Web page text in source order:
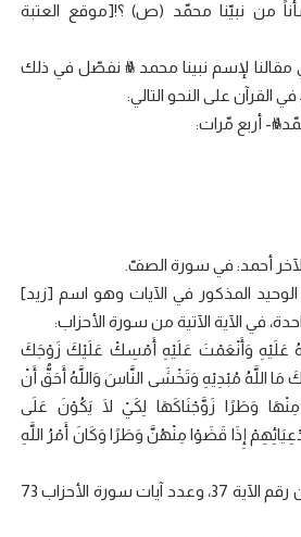
من نبيّنا محمّد (ص) ؟![موقع العتبة
مقالنا لإسم نبينا محمد ﷺ نفصّل في ذلك
القرآن على النحو التالي:
أربع مّرات:
أحمد: في سورة الصفّ.
المذكور في الآيات وهو اسم [زيد]
في الآية الآتية من سورة الأحزاب:
عَلَيْهِ وَأَنْعَمْتَ عَلَيْهِ أَمْسِكْ عَلَيْكَ زَوْجَكَ
اللَّهُ مُبْدِيْهِ وَتَخْشَى النَّاسَ وَاللَّهُ أَحَقُّ أَنْ
وَطَرًا زَوَّجْنَاكَهَا لِكَيْ لَا يَكُوْنَ عَلَى
إِذَا قَضَوْا مِنْهُنَّ وَطَرًا وَكَانَ أَمْرُ اللَّهِ
أوّل ما يلفت نظرك هو أن رقم الآية 37، وعدد آيات سورة الأحزاب 73